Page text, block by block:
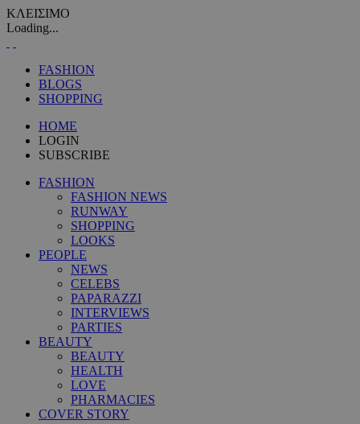
ΚΛΕΙΣΙΜΟ
Loading...
FASHION
BLOGS
SHOPPING
HOME
LOGIN
SUBSCRIBE
FASHION
FASHION NEWS
RUNWAY
SHOPPING
LOOKS
PEOPLE
NEWS
CELEBS
PAPARAZZI
INTERVIEWS
PARTIES
BEAUTY
BEAUTY
HEALTH
LOVE
PHARMACIES
COVER STORY